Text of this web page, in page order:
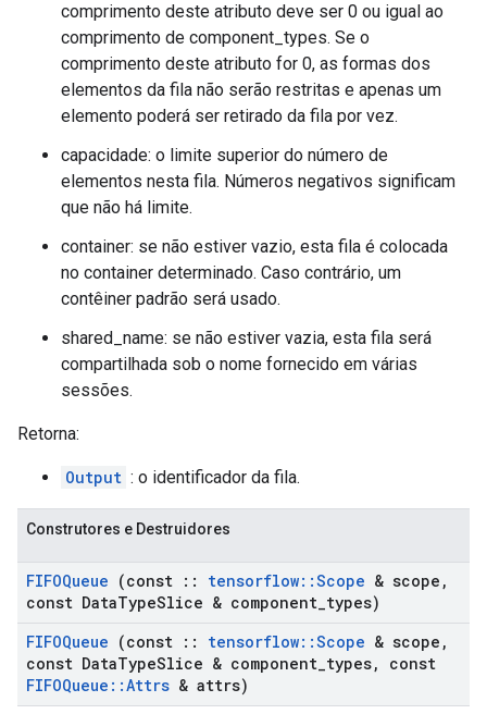
comprimento deste atributo deve ser 0 ou igual ao
comprimento de component_types. Se o
comprimento deste atributo for 0, as formas dos
elementos da fila não serão restritas e apenas um
elemento poderá ser retirado da fila por vez.
capacidade: o limite superior do número de
elementos nesta fila. Números negativos significam
que não há limite.
container: se não estiver vazio, esta fila é colocada
no container determinado. Caso contrário, um
contêiner padrão será usado.
shared_name: se não estiver vazia, esta fila será
compartilhada sob o nome fornecido em várias
sessões.
Retorna:
Output : o identificador da fila.
Construtores e Destruidores
FIFOQueue (const :: tensorflow::Scope & scope ,
const DataTypeSlice & component types)
FIFOQueue (const :: tensorflow::Scope & scope ,
const DataTypeSlice & component types,
const
FIFOQueue ::Attrs & attrs)